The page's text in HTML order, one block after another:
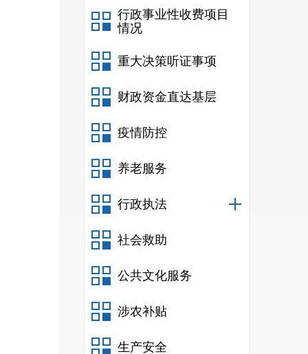
行政事业性收费项目
情况
重大决策听证事项
财政资金直达基层
疫情防控
养老服务
行政执法
社会救助
公共文化服务
涉农补贴
生产安全